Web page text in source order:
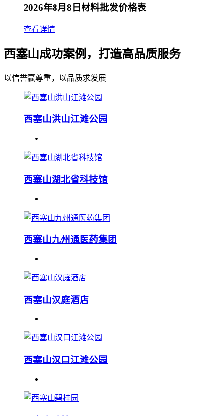
2026年8月8日材料批发价格表
查看详情
西塞山成功案例，打造高品质服务
以信誉赢尊重，以品质求发展
西塞山洪山江滩公园
西塞山湖北省科技馆
西塞山九州通医药集团
西塞山汉庭酒店
西塞山汉口江滩公园